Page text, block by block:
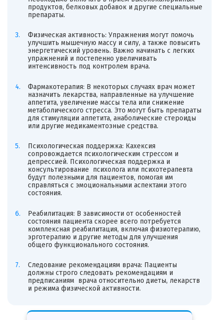
продуктов, белковых добавок и другие специальные
препараты.
Физическая активность: Упражнения могут помочь
улучшить мышечную массу и силу, а также повысить
энергетический уровень. Важно начинать с легких
упражнений и постепенно увеличивать
интенсивность под контролем врача.
Фармакотерапия: В некоторых случаях врач может
назначить лекарства, направленные на улучшение
аппетита, увеличение массы тела или снижение
метаболического стресса. Это могут быть препараты
для стимуляции аппетита, анаболические стероиды
или другие медикаментозные средства.
Психологическая поддержка: Кахексия
сопровождается психологическим стрессом и
депрессией. Психологическая поддержка и
консультирование психолога или психотерапевта
будут полезными для пациентов, помогая им
справляться с эмоциональными аспектами этого
состояния.
Реабилитация: В зависимости от особенностей
состояния пациента скорее всего потребуется
комплексная реабилитация, включая физиотерапию,
эрготерапию и другие методы для улучшения
общего функционального состояния.
Следование рекомендациям врача: Пациенты
должны строго следовать рекомендациям и
предписаниям врача относительно диеты, лекарств
и режима физической активности.